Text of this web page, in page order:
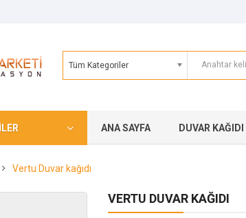
Tüm Kategoriler
ANA SAYFA DUVAR KAĞIDI
Vertu Duvar kağıdı
VERTU DUVAR KAĞIDI